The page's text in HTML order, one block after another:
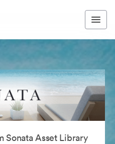
Sonata Asset Library